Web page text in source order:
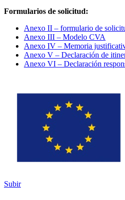
Formularios de solicitud:
Anexo II – formulario de
Anexo III – Modelo CVA
Anexo IV – Memoria
Anexo V – Declaración de
Anexo VI – Declaración
Subir